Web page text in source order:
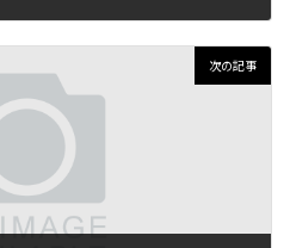
次の記事